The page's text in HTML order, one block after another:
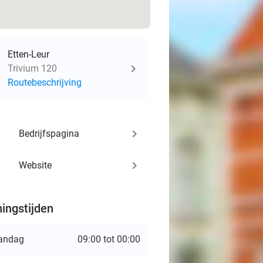
Etten-Leur
Trivium 120
Routebeschrijving
Bedrijfspagina keyboard_arrow_right
Website keyboard_arrow_right
09:00 tot 00:00